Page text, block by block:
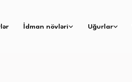
İdman növləri Uğurlar